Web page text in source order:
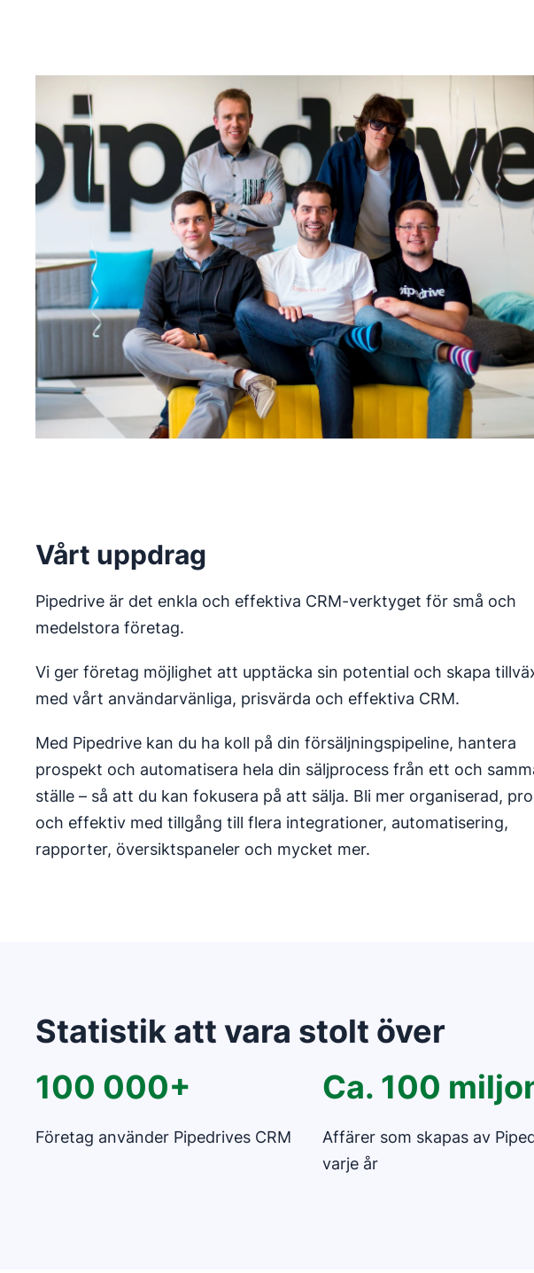
Vårt uppdrag
Pipedrive är det enkla och effektiva CRM-verktyget för små och
medelstora företag.
Vi ger företag möjlighet att upptäcka sin potential och skapa
med vårt användarvänliga, prisvärda och effektiva CRM.
Med Pipedrive kan du ha koll på din försäljningspipeline, hantera
prospekt och automatisera hela din säljprocess från ett och
ställe – så att du kan fokusera på att sälja. Bli mer organiserad,
och effektiv med tillgång till flera integrationer, automatisering,
rapporter, översiktspaneler och mycket mer.
Statistik att vara stolt över
100 000+
Företag använder Pipedrives CRM
Ca. 100
Affärer som skapas av
varje år